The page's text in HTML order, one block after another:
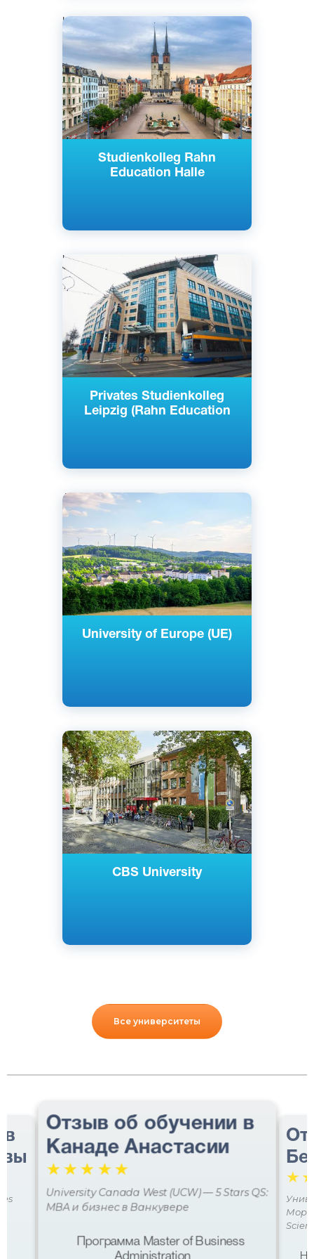
Studienkolleg Rahn
Education Halle
Немецкий
Галле, Германия
Частный
Privates Studienkolleg
Leipzig (Rahn Education
Немецкий
Лейпциг, Германия
Частный
University of Europe (UE)
Английский
Немецкий
Изерлон, Германия
Частный
CBS University
Английский
Немецкий
Кельн, Германия
Частный
Все университеты
в
Отзыв об обучении в
Канаде Анастасии
☆☆☆ ☆☆
University Canada West (UCW) — 5 Stars QS:
MBA и бизнес в Ванкувере
Программа Master of Business
Administration
☆
Мора